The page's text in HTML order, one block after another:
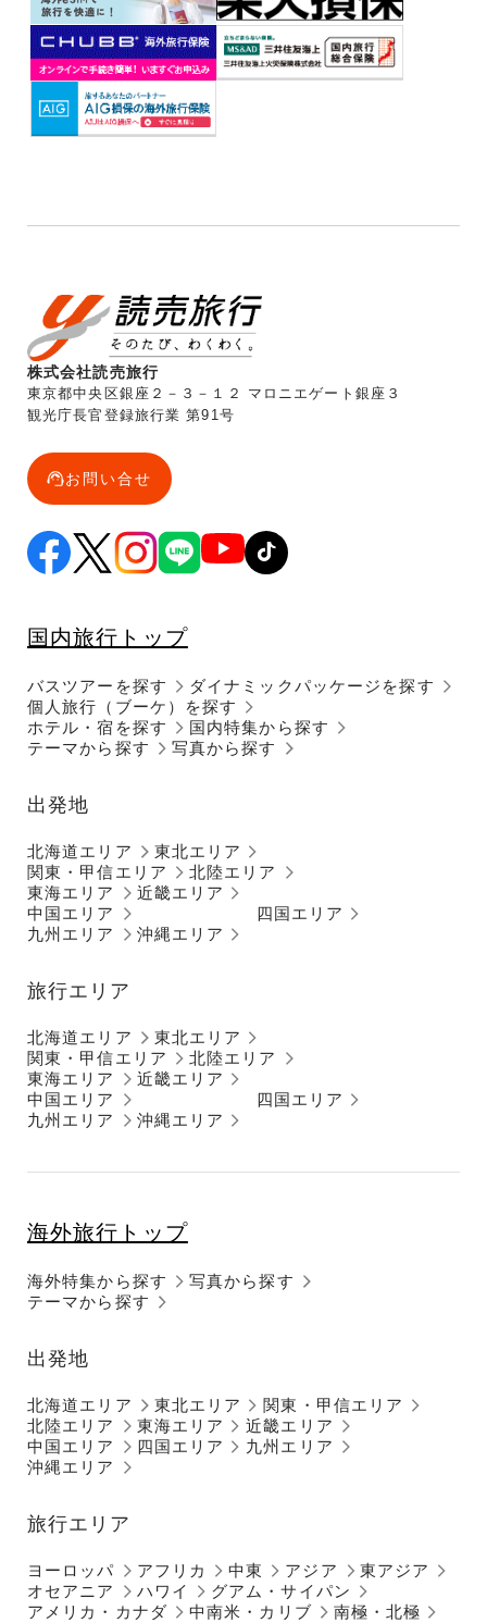
株式会社読売旅行
東京都中央区銀座２－３－１２ マロニエゲート銀座３
観光庁長官登録旅行業 第91号
お問い合せ
国内旅行トップ
バスツアーを探す
個人旅行（ブーケ）を探す
ダイナミックパッケージを探す
ホテル・宿を探す
国内特集から探す
テーマから探す
写真から探す
出発地
北海道エリア
東北エリア
関東・甲信エリア
北陸エリア
東海エリア
近畿エリア
中国エリア
四国エリア
九州エリア
沖縄エリア
旅行エリア
北海道エリア
東北エリア
関東・甲信エリア
北陸エリア
東海エリア
近畿エリア
中国エリア
四国エリア
九州エリア
沖縄エリア
海外旅行トップ
海外特集から探す
テーマから探す
写真から探す
出発地
北海道エリア 東北エリア
関東・甲信エリア
北陸エリア
東海エリア
近畿エリア
中国エリア
四国エリア
九州エリア
沖縄エリア
旅行エリア
ヨーロッパ アフリカ 中東 アジア
東アジア
オセアニア
ハワイ
グアム・サイパン
アメリカ・カナダ
中南米・カリブ 南極・北極